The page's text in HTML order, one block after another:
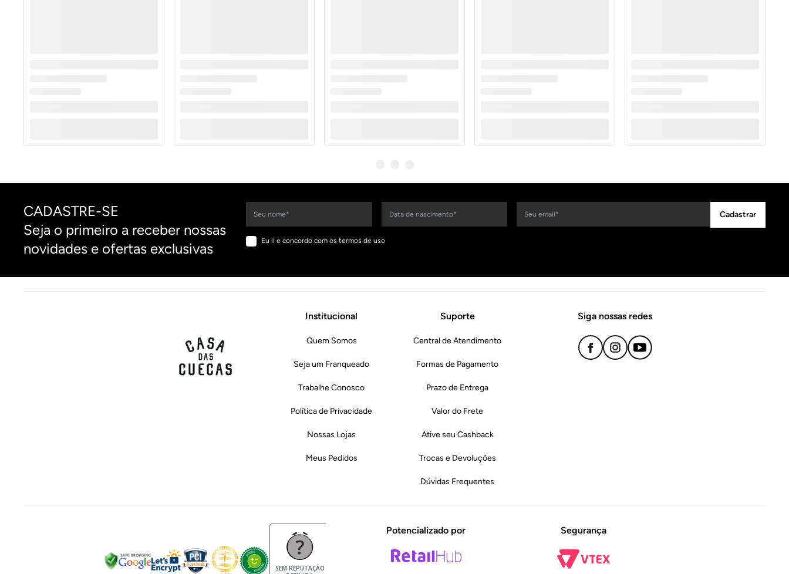
CADASTRE-SE
Seja o primeiro a receber nossas
novidades e ofertas exclusivas
Eu li e concordo com os termos de uso
Cadastrar
Institucional
Quem Somos
Seja um Franqueado
Trabalhe Conosco
Política de Privacidade
Nossas Lojas
Meus Pedidos
Suporte
Central de Atendimento
Formas de Pagamento
Prazo de Entrega
Valor do Frete
Ative seu Cashback
Trocas e Devoluções
Dúvidas Frequentes
Siga nossas redes
SEM REPUTAÇÃO
Potencializado por Segurança